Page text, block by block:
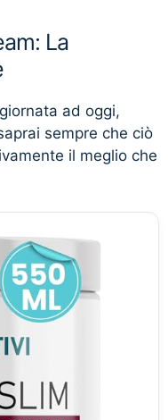
La
ad oggi,
sempre che ciò
il meglio che